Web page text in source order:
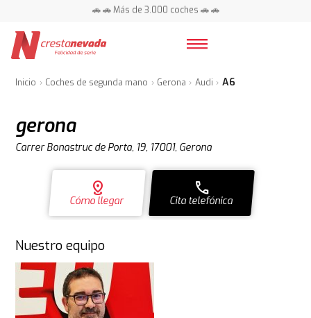
🚗 🚗 Más de 3.000 coches 🚗 🚗
Inicio Coches de segunda mano Gerona Audi A6
gerona
Carrer Bonastruc de Porta, 19, 17001, Gerona
distance
Cómo llegar
call
Cita telefónica
Nuestro equipo